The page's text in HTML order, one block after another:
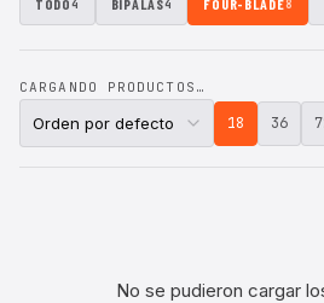
TODO4 BIPALAS4 FOUR-BLADE8
CARGANDO PRODUCTOS…
18 36
No se pudieron cargar